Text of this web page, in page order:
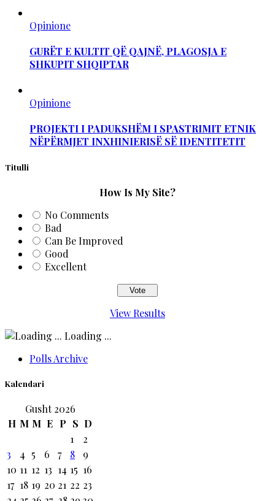
Opinione
GURËT E KULTIT QË QAJNË, PLAGOSJA E
SHKUPIT SHQIPTAR
Opinione
PROJEKTI I PADUKSHËM I SPASTRIMIT ETNIK
NËPËRMJET INXHINIERISË SË IDENTITETIT
Titulli
How Is My Site?
No Comments
Bad
Can Be Improved
Good
Excellent
View Results
Loading ...
Polls Archive
Kalendari
Gusht 2026
H M M E P S D
1
2
3
4 5 6 7 8
9
10 11 12 13 14 15 16
17 18 19 20 21 22 23